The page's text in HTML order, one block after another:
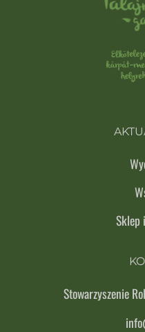
Sklep
Stowarzyszenie